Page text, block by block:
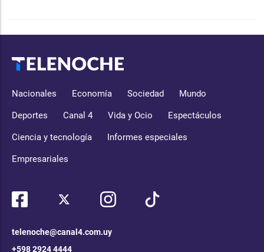
Nacionales Economía Sociedad Mundo
Deportes Canal 4 Vida y Ocio Espectáculos
Ciencia y tecnología Informes especiales
Empresariales
telenoche@canal4.com.uy
+598 2924 4444